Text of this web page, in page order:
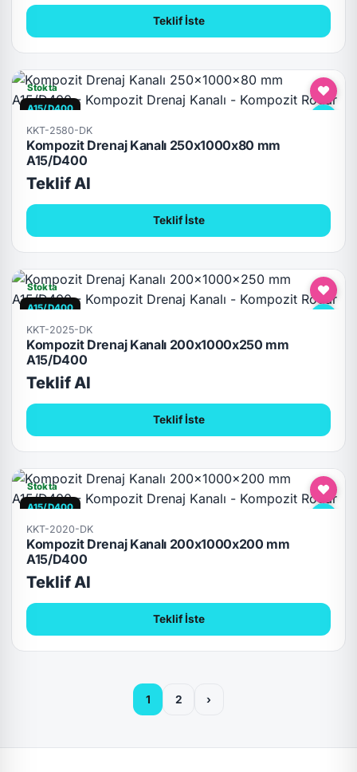
Teklif İste
Stokta
A15/D400
KKT-2580-DK
Kompozit Drenaj Kanalı 250x1000x80 mm
A15/D400
Teklif Al
Teklif İste
Stokta
A15/D400
KKT-2025-DK
Kompozit Drenaj Kanalı 200x1000x250 mm
A15/D400
Teklif Al
Teklif İste
Stokta
A15/D400
KKT-2020-DK
Kompozit Drenaj Kanalı 200x1000x200 mm
A15/D400
Teklif Al
Teklif İste
1 2 ›